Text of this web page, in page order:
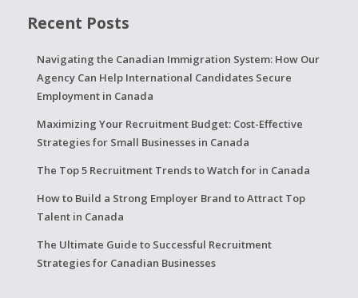
Recent Posts
Navigating the Canadian Immigration System: How Our
Agency Can Help International Candidates Secure
Employment in Canada
Maximizing Your Recruitment Budget: Cost-Effective
Strategies for Small Businesses in Canada
The Top 5 Recruitment Trends to Watch for in Canada
How to Build a Strong Employer Brand to Attract Top
Talent in Canada
The Ultimate Guide to Successful Recruitment
Strategies for Canadian Businesses